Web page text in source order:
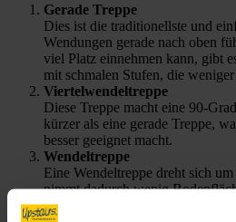
Gerade Treppe
Dies ist die traditionellste und
Wendungen gerade nach oben
viel Platz einnehmen kann, gibt
mit schmalen Stufen, die
Viertelwendeltreppe
Diese Treppe macht eine 90-
kürzer als eine gerade Treppe,
besser geeignet macht.
Wendeltreppe
Eine Wendeltreppe dreht sich
nimmt dadurch wenig
Form eignet sie sich ideal für